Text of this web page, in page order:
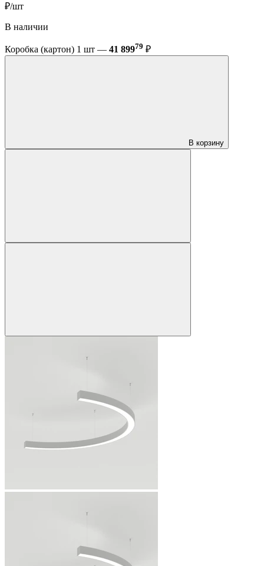
₽/шт
В наличии
Коробка (картон) 1 шт — 41 89979 ₽
В корзину